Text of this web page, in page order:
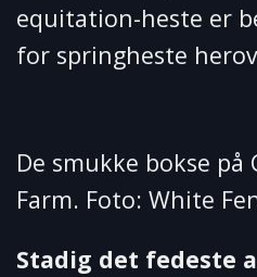
equitation-heste er
for springheste
De smukke bokse på
Farm. Foto: White
Stadig det fedeste